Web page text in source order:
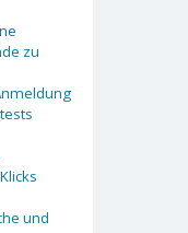
zu
und